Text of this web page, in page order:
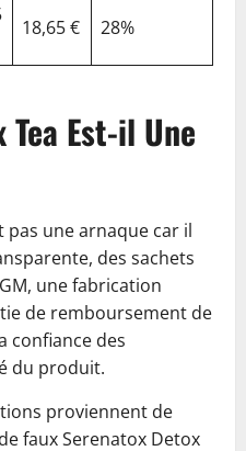
18,65 € 28%
Est-il Une
pas une arnaque car il
des sachets
une fabrication
de remboursement de
confiance des
du produit.
proviennent de
faux Serenatox Detox